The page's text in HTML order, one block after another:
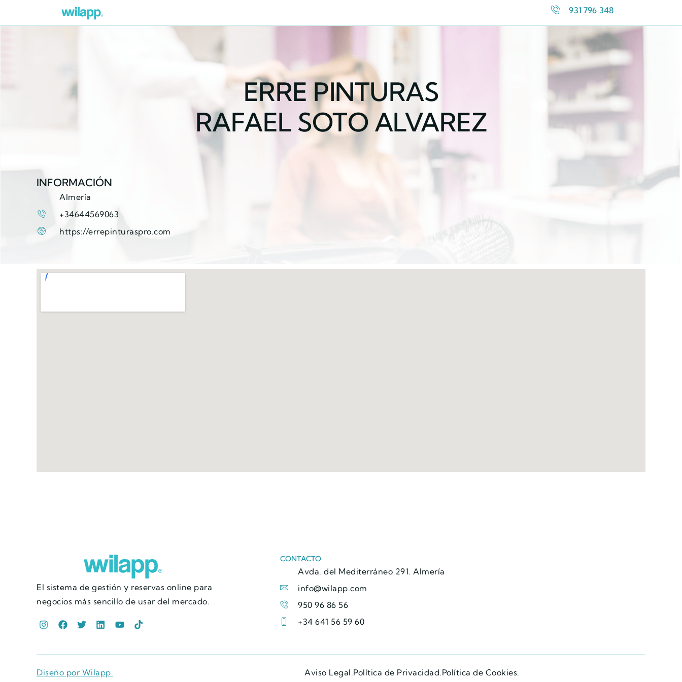
931 796 348
ERRE PINTURAS
RAFAEL SOTO ALVAREZ
INFORMACIÓN
Almería
+34644569063
https://errepinturaspro.com
El sistema de gestión y reservas online para
negocios más sencillo de usar del mercado.
CONTACTO
Avda. del Mediterráneo 291. Almería
info@wilapp.com
950 96 86 56
+34 641 56 59 60
Diseño por Wilapp. Aviso Legal.Política de Privacidad.Política de Cookies.